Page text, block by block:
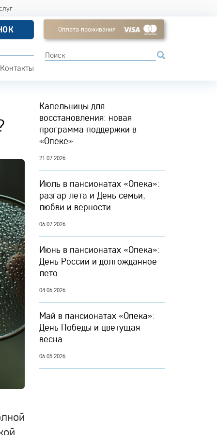
Контакты
Оплата проживания
Капельницы для
восстановления: новая
программа поддержки в
«Опеке»
21.07.2026
Июль в пансионатах «Опека»:
разгар лета и День семьи,
любви и верности
06.07.2026
Июнь в пансионатах «Опека»:
День России и долгожданное
лето
04.06.2026
Май в пансионатах «Опека»:
День Победы и цветущая
весна
06.05.2026